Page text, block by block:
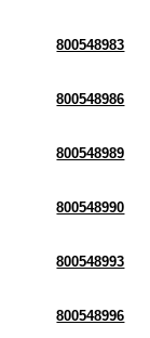
800548983
800548986
800548989
800548990
800548993
800548996